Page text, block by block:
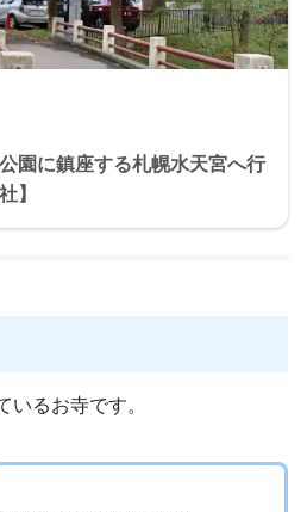
園に鎮座する札幌水天宮へ行
】
いるお寺です。